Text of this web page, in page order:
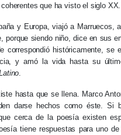
que ha visto el siglo XX.
y Europa, viajó a
porque siendo niño, dice en sus
correspondió históricamente,
y amó la vida hasta su
hasta que se llena. Marco
darse hechos como éste. Si
cerca de la poesía existen
tiene respuestas para uno